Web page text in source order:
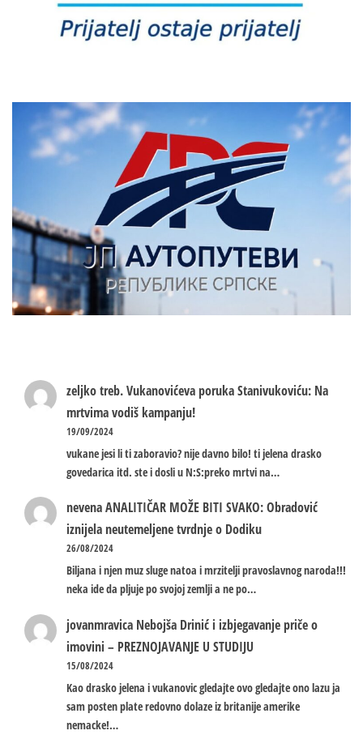
zeljko treb.Vukanovićeva poruka Stanivukoviću: Na
mrtvima vodiš kampanju!
19/09/2024
vukane jesi li ti zaboravio? nije davno bilo! ti jelena drasko
govedarica itd. ste i dosli u N:S:preko mrtvi na…
nevenaANALITIČAR MOŽE BITI SVAKO: Obradović
iznijela neutemeljene tvrdnje o Dodiku
26/08/2024
Biljana i njen muz sluge natoa i mrzitelji pravoslavnog naroda!!!
neka ide da pljuje po svojoj zemlji a ne po…
jovanmravica Nebojša Drinić i izbjegavanje priče o
imovini – PREZNOJAVANJE U STUDIJU
15/08/2024
Kao drasko jelena i vukanovic gledajte ovo gledajte ono lazu ja
sam posten plate redovno dolaze iz britanije amerike
nemacke!…